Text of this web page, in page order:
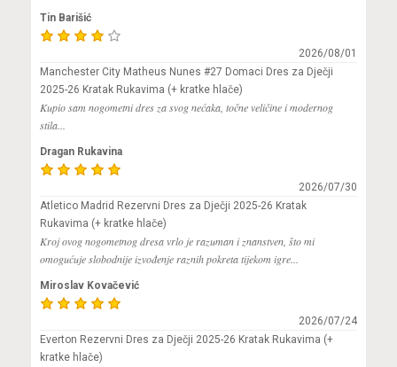
Tin Barišić
2026/08/01
Manchester City Matheus Nunes #27 Domaci Dres za Dječji
2025-26 Kratak Rukavima (+ kratke hlače)
Kupio sam nogometni dres za svog nećaka, točne veličine i modernog
stila...
Dragan Rukavina
2026/07/30
Atletico Madrid Rezervni Dres za Dječji 2025-26 Kratak
Rukavima (+ kratke hlače)
Kroj ovog nogometnog dresa vrlo je razuman i znanstven, što mi
omogućuje slobodnije izvođenje raznih pokreta tijekom igre...
Miroslav Kovačević
2026/07/24
Everton Rezervni Dres za Dječji 2025-26 Kratak Rukavima (+
kratke hlače)